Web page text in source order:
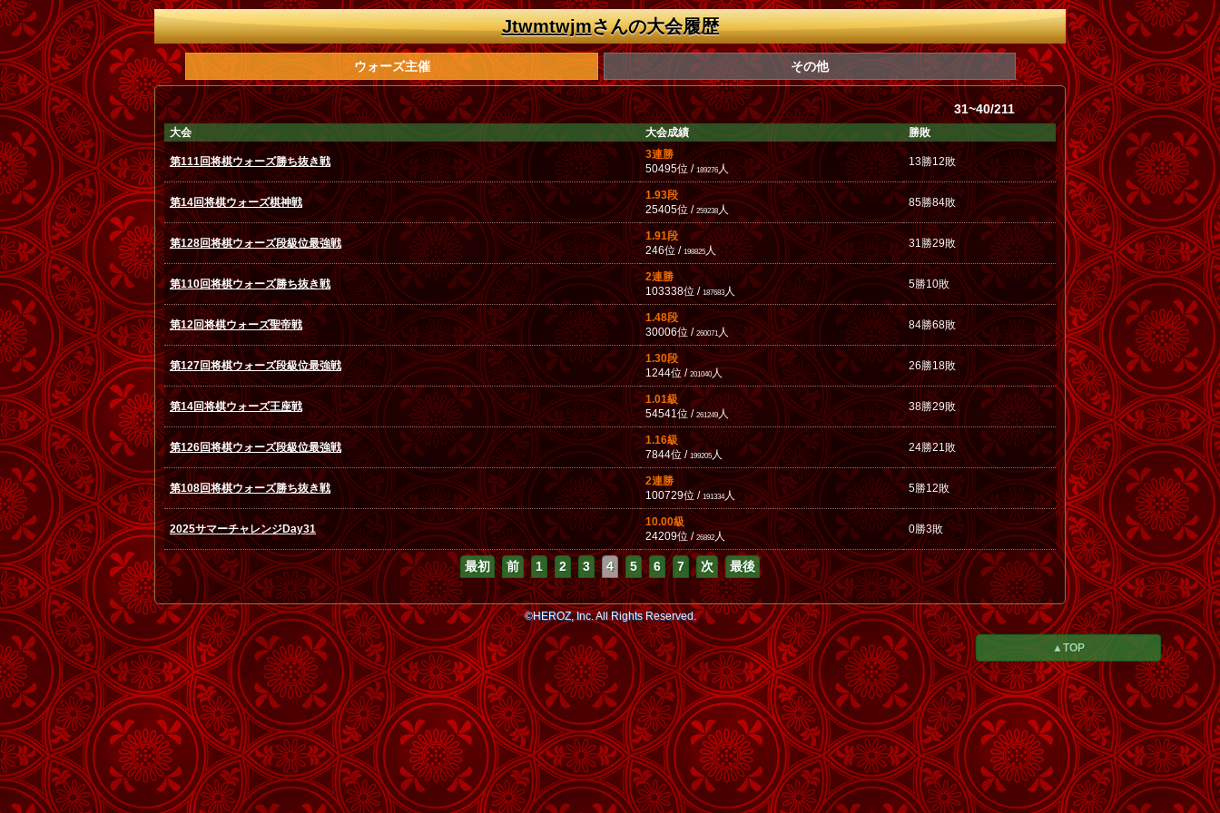
Jtwmtwjmさんの大会履歴
ウォーズ主催 その他
31~40/211
大会 大会成績 勝敗
第111回将棋ウォーズ勝ち抜き戦
3連勝
50495位 /189276人
13勝12敗
第14回将棋ウォーズ棋神戦
1.93段
25405位 /259238 人
85勝84敗
第128回将棋ウォーズ段級位最強戦
1.91段
246位 / 198825人
31勝29敗
第110回将棋ウォーズ勝ち抜き戦
2連勝
103338位 / 187683 人
5勝10敗
第12回将棋ウォーズ聖帝戦
1.48段
30006位 /260071人
84勝68敗
第127回将棋ウォーズ段級位最強戦
1.30段
1244位 /201040人
26勝18敗
第14回将棋ウォーズ王座戦
1.01級
54541位 / 261249人
38勝29敗
第126回将棋ウォーズ段級位最強戦
1.16級
7844位 /199205人
24勝21敗
第108回将棋ウォーズ勝ち抜き戦
2連勝
100729位 /191334人
5勝12敗
2025サマーチャレンジDay31
10.00級
24209位 /26892人
0勝3敗
最初 前 1 2 3 4 5 6 7 次 最後
©HEROZ, Inc. All Rights Reserved.
▲TOP